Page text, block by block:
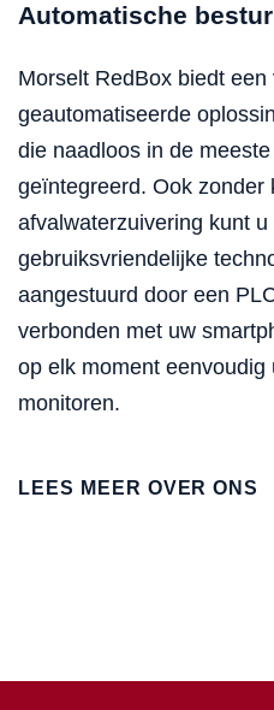
Automatische
Morselt RedBox biedt een
geautomatiseerde
die naadloos in de
geïntegreerd. Ook zonder
afvalwaterzuivering kunt
gebruiksvriendelijke
aangestuurd door een
verbonden met uw
op elk moment
monitoren.
LEES MEER OVER ONS